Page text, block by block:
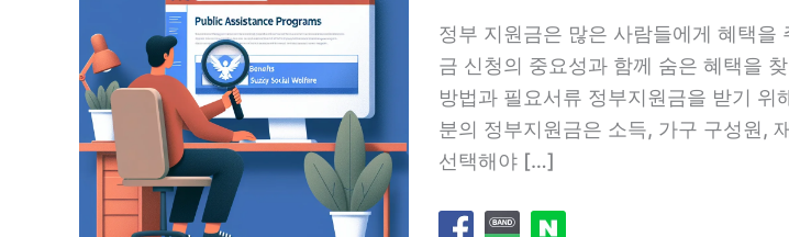
정부 지원금은 많은 사람들에게 혜택을
금 신청의 중요성과 함께 숨은 혜택을
방법과 필요서류 정부지원금을 받기
분의 정부지원금은 소득, 가구 구성원,
선택해야 […]